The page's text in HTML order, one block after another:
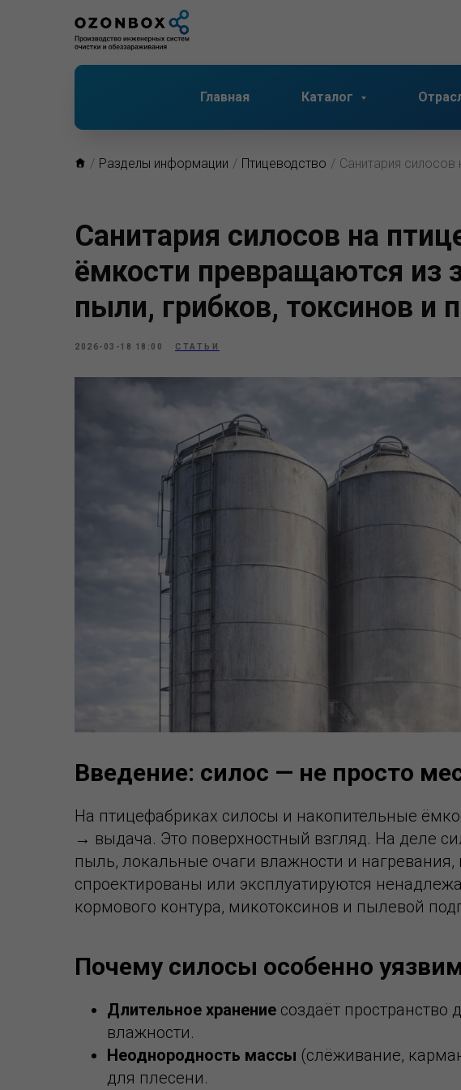
Главная Каталог
/ Разделы информации / Птицеводство / Санитария
Санитария силосов на
ёмкости превращаются из
пыли, грибков, токсинов и
2026-03-18 18:00 СТАТЬИ
Введение: силос — не просто
На птицефабриках силосы и накопительные
→ выдача. Это поверхностный взгляд. На деле
пыль, локальные очаги влажности и
спроектированы или эксплуатируются
кормового контура, микотоксинов и пылевой
Почему силосы особенно
Длительное хранение создаёт
влажности.
Неоднородность массы (слёживание,
для плесени.